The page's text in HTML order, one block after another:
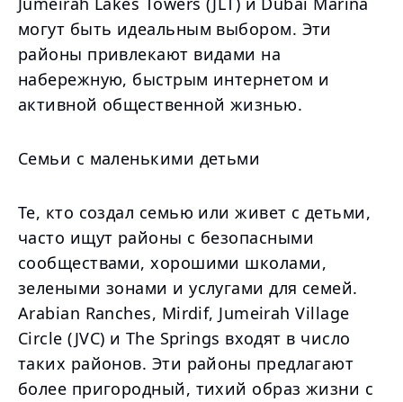
могут быть идеальным выбором. Эти
районы привлекают видами на
набережную, быстрым интернетом и
активной общественной жизнью.
Семьи с маленькими детьми
Те, кто создал семью или живет с детьми,
часто ищут районы с безопасными
сообществами, хорошими школами,
зелеными зонами и услугами для семей.
Arabian Ranches, Mirdif, Jumeirah Village
Circle (JVC) и The Springs входят в число
таких районов. Эти районы предлагают
более пригородный, тихий образ жизни с